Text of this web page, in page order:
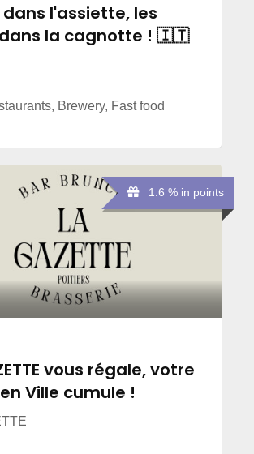
dans l'assiette, les
la cagnotte ! 🇮🇹
Brewery, Fast food
1.6 % in points
vous régale, votre
Ville cumule !